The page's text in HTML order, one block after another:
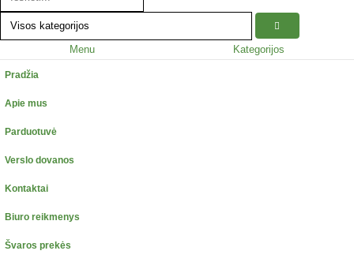
Menu Kategorijos
Pradžia
Apie mus
Parduotuvė
Verslo dovanos
Kontaktai
Biuro reikmenys
Švaros prekės